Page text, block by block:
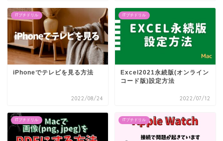
ITプチドリル
iPhoneでテレビを見る方法
2022/08/24
ITプチドリル
Excel2021永続版(オンライン
コード版)設定方法
2022/07/12
ITプチドリル ITプチドリル